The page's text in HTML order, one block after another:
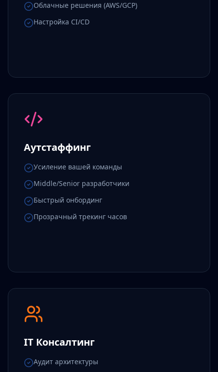
Облачные решения (AWS/GCP)
Настройка CI/CD
Аутстаффинг
Усиление вашей команды
Middle/Senior разработчики
Быстрый онбординг
Прозрачный трекинг часов
IT Консалтинг
Аудит архитектуры